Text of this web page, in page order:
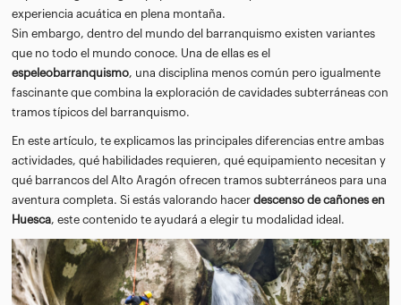
experiencia acuática en plena montaña.
Sin embargo, dentro del mundo del barranquismo existen variantes
que no todo el mundo conoce. Una de ellas es el
espeleobarranquismo, una disciplina menos común pero igualmente
fascinante que combina la exploración de cavidades subterráneas con
tramos típicos del barranquismo.
En este artículo, te explicamos las principales diferencias entre ambas
actividades, qué habilidades requieren, qué equipamiento necesitan y
qué barrancos del Alto Aragón ofrecen tramos subterráneos para una
aventura completa. Si estás valorando hacer descenso de cañones en
Huesca, este contenido te ayudará a elegir tu modalidad ideal.